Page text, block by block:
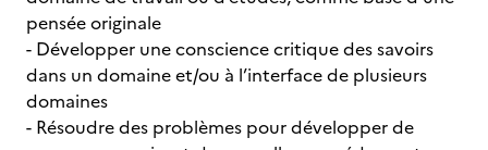
pensée originale
- Développer une conscience critique des savoirs
dans un domaine et/ou à l’interface de plusieurs
domaines
- Résoudre des problèmes pour développer de